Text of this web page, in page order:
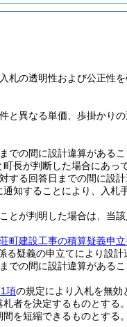
札の透明性および公正性
と異なる単価、歩掛かり
での間に設計違算がある
長が判断した場合にあっ
する回答日までの間に設
知することにより、入札
とが判明した場合は、当
町建設工事の積算疑義申
疑義の申立てにより設計
での間に設計違算があるこ
項の規定により入札を無効
者を決定するものとする。
を短縮できるものとする。